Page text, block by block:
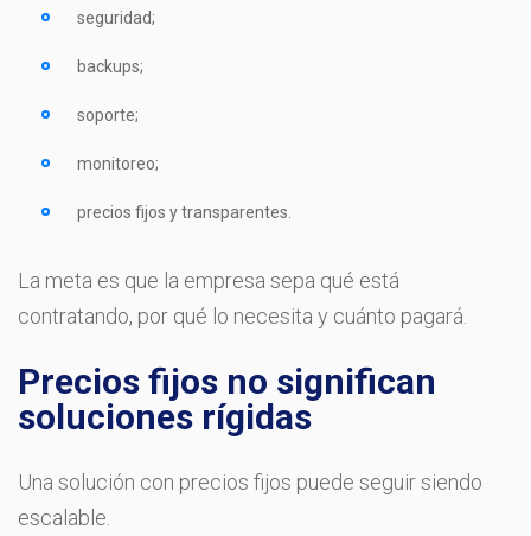
seguridad;
backups;
soporte;
monitoreo;
precios fijos y transparentes.
La meta es que la empresa sepa qué está
contratando, por qué lo necesita y cuánto pagará.
Precios fijos no significan
soluciones rígidas
Una solución con precios fijos puede seguir siendo
escalable.